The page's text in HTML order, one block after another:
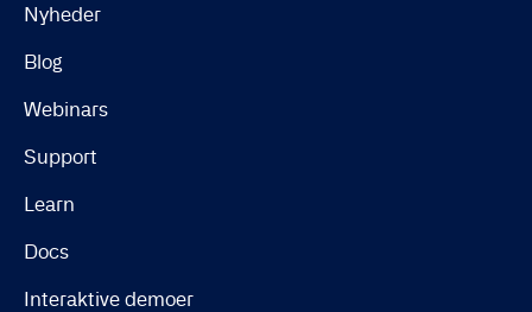
Nyheder
Blog
Webinars
Support
Learn
Docs
Interaktive demoer